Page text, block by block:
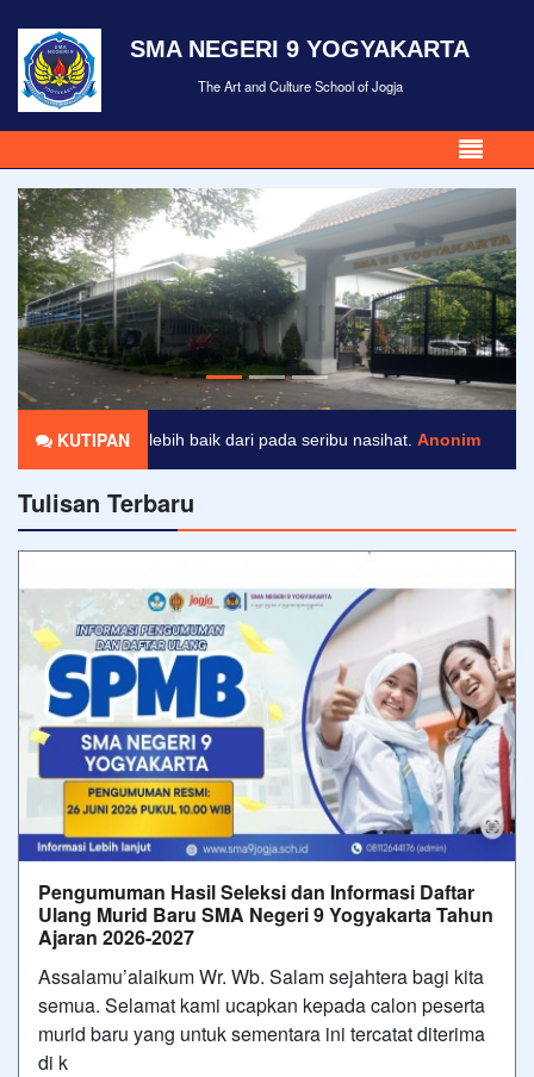
SMA NEGERI 9 YOGYAKARTA
The Art and Culture School of Jogja
KUTIPAN
lebih baik dari pada seribu nasihat.Anonim
Tulisan Terbaru
Pengumuman Hasil Seleksi dan Informasi Daftar
Ulang Murid Baru SMA Negeri 9 Yogyakarta Tahun
Ajaran 2026-2027
Assalamu’alaikum Wr. Wb. Salam sejahtera bagi kita
semua. Selamat kami ucapkan kepada calon peserta
murid baru yang untuk sementara ini tercatat diterima
di k